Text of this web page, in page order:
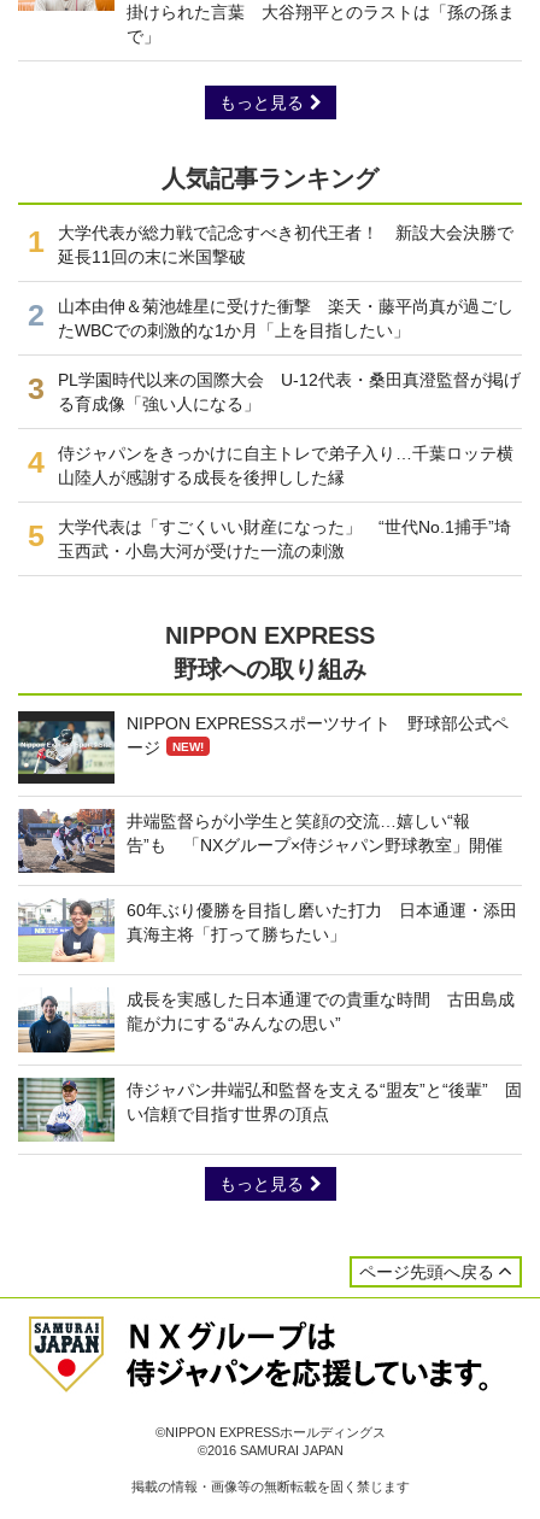
掛けられた言葉 大谷翔平とのラストは「孫の孫ま
で」
もっと見る
人気記事ランキング
1
大学代表が総力戦で記念すべき初代王者！ 新設大会決勝で
延長11回の末に米国撃破
2
山本由伸＆菊池雄星に受けた衝撃 楽天・藤平尚真が過ごし
たWBCでの刺激的な1か月「上を目指したい」
3
PL学園時代以来の国際大会 U-12代表・桑田真澄監督が掲げ
る育成像「強い人になる」
4
侍ジャパンをきっかけに自主トレで弟子入り…千葉ロッテ横
山陸人が感謝する成長を後押しした縁
5
大学代表は「すごくいい財産になった」 “世代No.1捕手”埼
玉西武・小島大河が受けた一流の刺激
NIPPON EXPRESS
野球への取り組み
NIPPON EXPRESSスポーツサイト 野球部公式ペ
ージ
NEW!
井端監督らが小学生と笑顔の交流…嬉しい“報
告”も 「NXグループ×侍ジャパン野球教室」開催
60年ぶり優勝を目指し磨いた打力 日本通運・添田
真海主将「打って勝ちたい」
成長を実感した日本通運での貴重な時間 古田島成
龍が力にする“みんなの思い”
侍ジャパン井端弘和監督を支える“盟友”と“後輩” 固
い信頼で目指す世界の頂点
もっと見る
ページ先頭へ戻る
©NIPPON EXPRESSホールディングス
©2016 SAMURAI JAPAN
掲載の情報・画像等の無断転載を固く禁じます